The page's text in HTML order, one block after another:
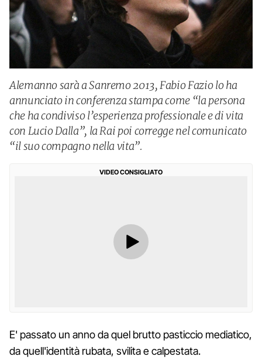
Alemanno sarà a Sanremo 2013, Fabio Fazio lo ha
annunciato in conferenza stampa come “la persona
che ha condiviso l’esperienza professionale e di vita
con Lucio Dalla”, la Rai poi corregge nel comunicato
“il suo compagno nella vita”.
VIDEO CONSIGLIATO
E' passato un anno da quel brutto pasticcio mediatico,
da quell'identità rubata, svilita e calpestata.